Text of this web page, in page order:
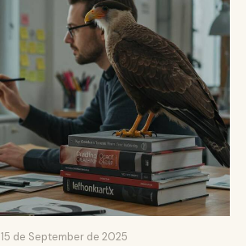
15 de September de 2025